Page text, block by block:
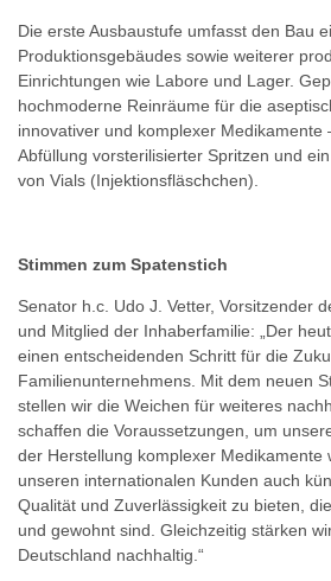
Die erste Ausbaustufe umfasst den Bau
Produktionsgebäudes sowie weiterer
Einrichtungen wie Labore und Lager.
hochmoderne Reinräume für die
innovativer und komplexer Medikamente
Abfüllung vorsterilisierter Spritzen und
von Vials (Injektionsfläschchen).
Stimmen zum Spatenstich
Senator h.c. Udo J. Vetter, Vorsitzender
und Mitglied der Inhaberfamilie: „Der
einen entscheidenden Schritt für die
Familienunternehmens. Mit dem neuen
stellen wir die Weichen für weiteres
schaffen die Voraussetzungen, um
der Herstellung komplexer Medikamente
unseren internationalen Kunden auch
Qualität und Zuverlässigkeit zu bieten,
und gewohnt sind. Gleichzeitig stärken
Deutschland nachhaltig.“